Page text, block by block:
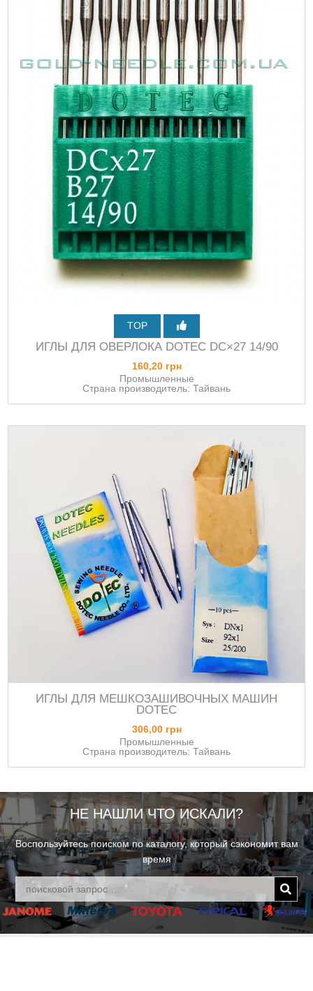
TOP
ИГЛЫ ДЛЯ ОВЕРЛОКА DOTEC DC×27 14/90
160,20 грн
Промышленные
Страна производитель: Тайвань
ИГЛЫ ДЛЯ МЕШКОЗАШИВОЧНЫХ МАШИН
DOTEC
306,00 грн
Промышленные
Страна производитель: Тайвань
НЕ НАШЛИ ЧТО ИСКАЛИ?
Воспользуйтесь поиском по каталогу, который сэкономит вам
время